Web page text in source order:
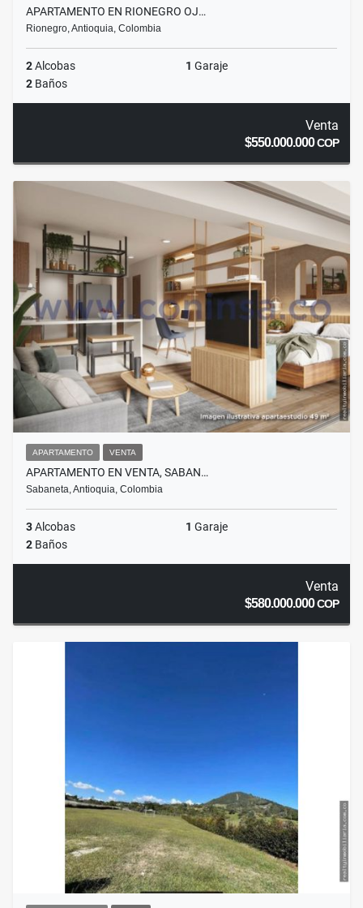
APARTAMENTO EN RIONEGRO OJ…
Rionegro, Antioquia, Colombia
2Alcobas 1 Garaje
2 Baños
Venta
$550.000.000COP
APARTAMENTO VENTA
APARTAMENTO EN VENTA, SABAN…
Sabaneta, Antioquia, Colombia
3Alcobas 1 Garaje
2 Baños
Venta
$580.000.000COP